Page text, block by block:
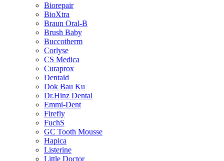
Biorepair
BioXtra
Braun Oral-B
Brush Baby
Buccotherm
Corlyse
CS Medica
Curaprox
Dentaid
Dok Bau Ku
Dr.Hinz Dental
Emmi-Dent
Firefly
FuchS
GC Tooth Mousse
Hapica
Listerine
Little Doctor